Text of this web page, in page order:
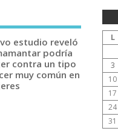
estudio reveló
podría
contra un tipo
muy común en
L
3
10
17
24
31